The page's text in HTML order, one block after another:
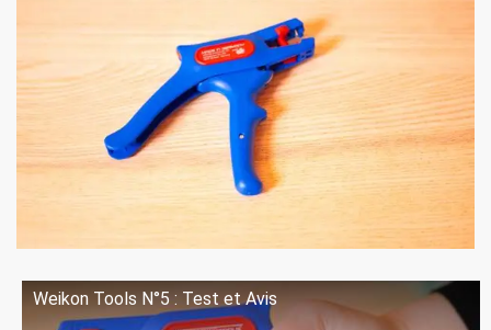
Weikon Tools N°5 : Test et Avis